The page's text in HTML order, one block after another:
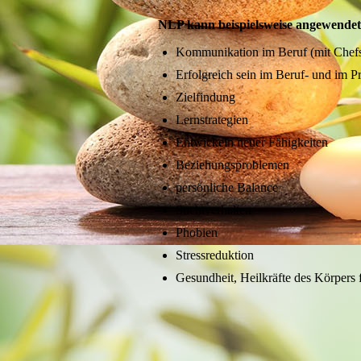
NLP kann beispielsweise
Kommunikation im Beruf (mit
Erfolgreich sein im Beruf- und im
Zielfindung
Lernstrategien
Entwickeln neuer Fähigkeiten
Beziehungsproblemen
persönliche Balance
Suchtverhalten
Phobien
Stressreduktion
Gesundheit, Heilkräfte des Körpers